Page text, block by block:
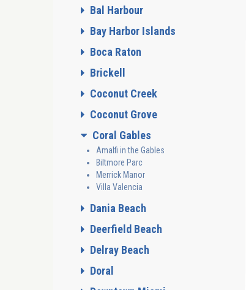
Bal Harbour
Bay Harbor Islands
Boca Raton
Brickell
Coconut Creek
Coconut Grove
Coral Gables
Amalfi in the Gables
Biltmore Parc
Merrick Manor
Villa Valencia
Dania Beach
Deerfield Beach
Delray Beach
Doral